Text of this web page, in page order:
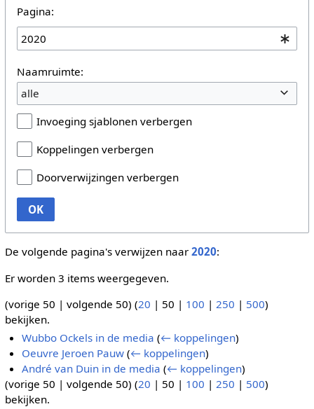
Pagina:
Naamruimte:
alle
Invoeging sjablonen verbergen
Koppelingen verbergen
Doorverwijzingen verbergen
OK
De volgende pagina's verwijzen naar 2020:
Er worden 3 items weergegeven.
(vorige 50 | volgende 50) (20 | 50 | 100 | 250 | 500)
bekijken.
Wubbo Ockels in de media (← koppelingen)
Oeuvre Jeroen Pauw (← koppelingen)
André van Duin in de media (← koppelingen)
(vorige 50 | volgende 50) (20 | 50 | 100 | 250 | 500)
bekijken.